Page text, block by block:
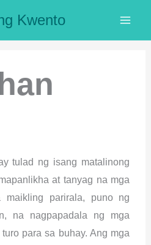
Kwento
tulad ng isang matalinong
at tanyag na mga
parirala, puno ng
na nagpapadala ng mga
para sa buhay. Ang mga